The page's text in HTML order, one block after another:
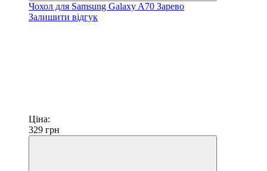
Чохол для Samsung Galaxy A70 Зарево
Залишити відгук
Ціна:
329 грн